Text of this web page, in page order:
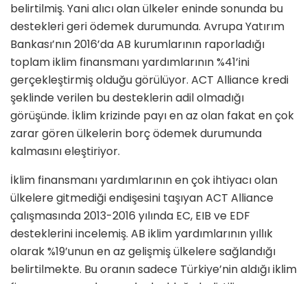
belirtilmiş. Yani alıcı olan ülkeler eninde sonunda bu
destekleri geri ödemek durumunda. Avrupa Yatırım
Bankası’nın 2016’da AB kurumlarının raporladığı
toplam iklim finansmanı yardımlarının %41’ini
gerçekleştirmiş olduğu görülüyor. ACT Alliance kredi
şeklinde verilen bu desteklerin adil olmadığı
görüşünde. İklim krizinde payı en az olan fakat en çok
zarar gören ülkelerin borç ödemek durumunda
kalmasını eleştiriyor.
İklim finansmanı yardımlarının en çok ihtiyacı olan
ülkelere gitmediği endişesini taşıyan ACT Alliance
çalışmasında 2013-2016 yılında EC, EIB ve EDF
desteklerini incelemiş. AB iklim yardımlarının yıllık
olarak %19’unun en az gelişmiş ülkelere sağlandığı
belirtilmekte. Bu oranın sadece Türkiye’nin aldığı iklim